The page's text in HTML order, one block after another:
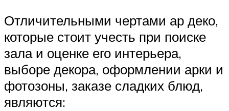
Отличительными чертами ар деко,
которые стоит учесть при поиске
зала и оценке его интерьера,
выборе декора, оформлении арки и
фотозоны, заказе сладких блюд,
являются: